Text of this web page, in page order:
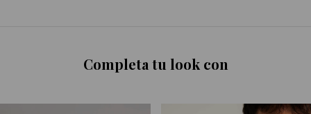
Completa tu look con